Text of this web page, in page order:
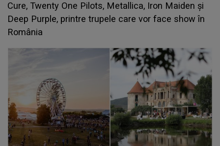
Cure, Twenty One Pilots, Metallica, Iron Maiden și
Deep Purple, printre trupele care vor face show în
România